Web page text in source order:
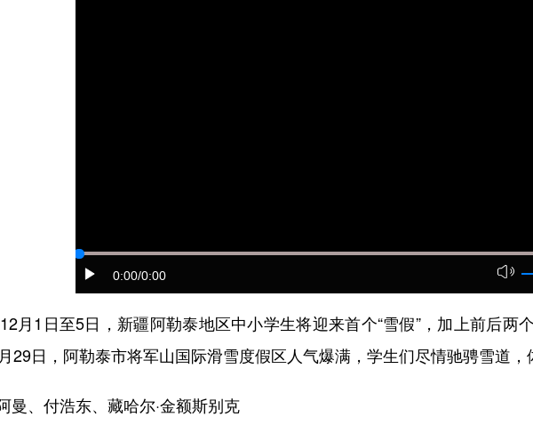
0:00/0:00
1日至5日，新疆阿勒泰地区中小学生将迎来首个“雪假”，加上前后两
29日，阿勒泰市将军山国际滑雪度假区人气爆满，学生们尽情驰骋雪道，
、付浩东、藏哈尔·金额斯别克